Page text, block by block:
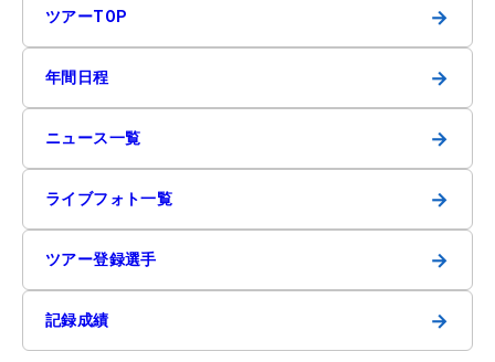
ツアーTOP →
年間日程 →
ニュース一覧 →
ライブフォト一覧 →
ツアー登録選手 →
記録成績 →